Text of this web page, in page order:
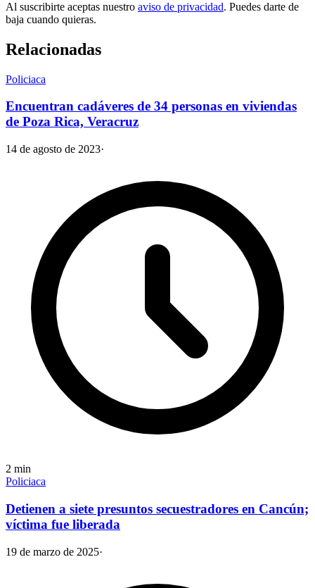
Al suscribirte aceptas nuestro aviso de privacidad. Puedes darte de
baja cuando quieras.
Relacionadas
Policiaca
Encuentran cadáveres de 34 personas en viviendas
de Poza Rica, Veracruz
14 de agosto de 2023·
2 min
Policiaca
Detienen a siete presuntos secuestradores en Cancún;
víctima fue liberada
19 de marzo de 2025·